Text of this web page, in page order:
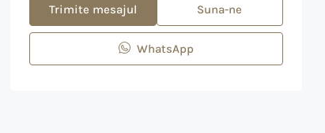
Trimite mesajul Suna-ne
WhatsApp